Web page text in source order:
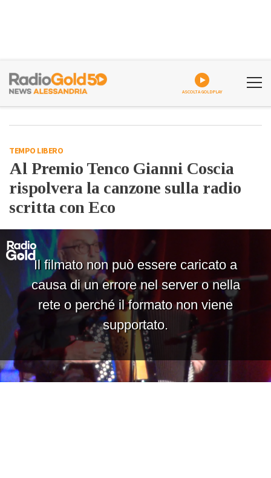
ASCOLTA GOLDPLAY
TEMPO LIBERO
Al Premio Tenco Gianni Coscia
rispolvera la canzone sulla radio
scritta con Eco